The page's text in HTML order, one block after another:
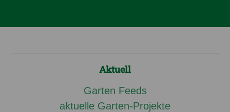
Aktuell
Garten Feeds
aktuelle Garten-Projekte